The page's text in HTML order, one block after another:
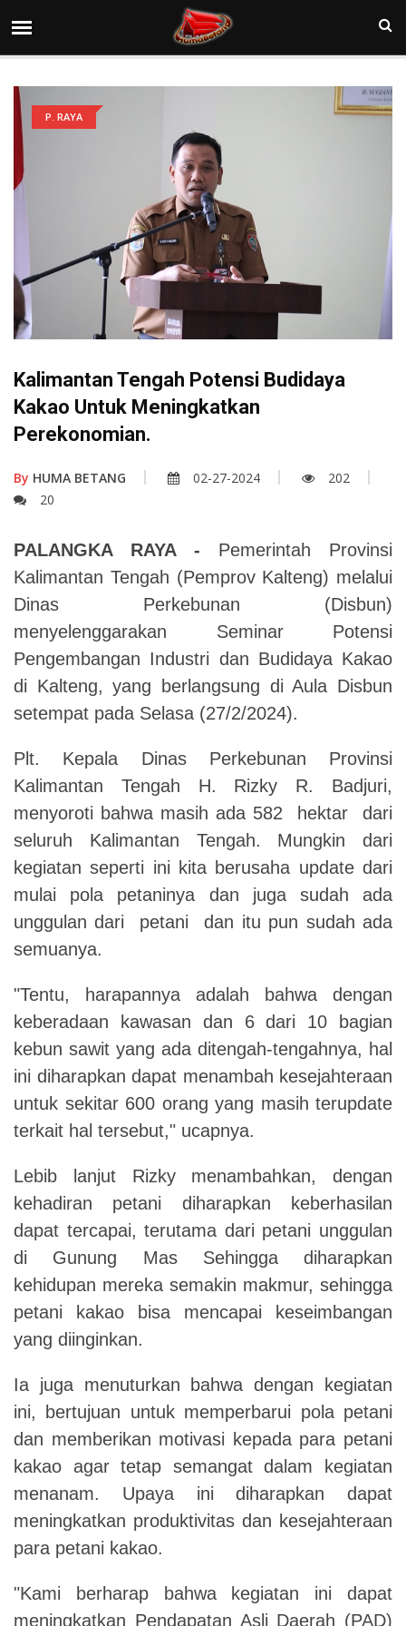
P. RAYA
Kalimantan Tengah Potensi Budidaya
Kakao Untuk Meningkatkan
Perekonomian.
By HUMA BETANG 02-27-2024
202
20
PALANGKA RAYA - Pemerintah Provinsi
Kalimantan Tengah (Pemprov Kalteng) melalui
Dinas Perkebunan (Disbun)
menyelenggarakan Seminar Potensi
Pengembangan Industri dan Budidaya Kakao
di Kalteng, yang berlangsung di Aula Disbun
setempat pada Selasa (27/2/2024).
Plt. Kepala Dinas Perkebunan Provinsi
Kalimantan Tengah H. Rizky R. Badjuri,
menyoroti bahwa masih ada 582 hektar dari
seluruh Kalimantan Tengah. Mungkin dari
kegiatan seperti ini kita berusaha update dari
mulai pola petaninya dan juga sudah ada
unggulan dari petani dan itu pun sudah ada
semuanya.
"Tentu, harapannya adalah bahwa dengan
keberadaan kawasan dan 6 dari 10 bagian
kebun sawit yang ada ditengah-tengahnya, hal
ini diharapkan dapat menambah kesejahteraan
untuk sekitar 600 orang yang masih terupdate
terkait hal tersebut," ucapnya.
Lebib lanjut Rizky menambahkan, dengan
kehadiran petani diharapkan keberhasilan
dapat tercapai, terutama dari petani unggulan
di Gunung Mas Sehingga diharapkan
kehidupan mereka semakin makmur, sehingga
petani kakao bisa mencapai keseimbangan
yang diinginkan.
Ia juga menuturkan bahwa dengan kegiatan
ini, bertujuan untuk memperbarui pola petani
dan memberikan motivasi kepada para petani
kakao agar tetap semangat dalam kegiatan
menanam. Upaya ini diharapkan dapat
meningkatkan produktivitas dan kesejahteraan
para petani kakao.
"Kami berharap bahwa kegiatan ini dapat
meningkatkan Pendapatan Asli Daerah (PAD)